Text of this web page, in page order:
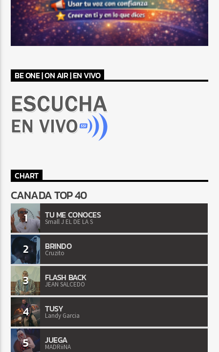
BE ONE | ON AIR | EN VIVO
CHART
CANADA TOP 40
1 TU ME CONOCES
Small J EL DE LA S
2 BRINDO
Cruzito
3 FLASH BACK
JEAN SALCEDO
4 TUSY
Landy Garcia
5 JUEGA
MADRiiNA